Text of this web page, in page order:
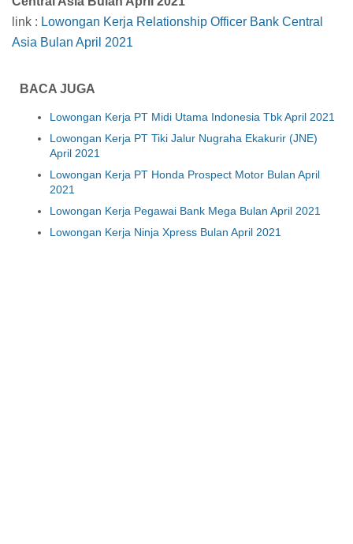
link : Lowongan Kerja Relationship Officer Bank Central
Asia Bulan April 2021
BACA JUGA
Lowongan Kerja PT Midi Utama Indonesia Tbk April 2021
Lowongan Kerja PT Tiki Jalur Nugraha Ekakurir (JNE)
April 2021
Lowongan Kerja PT Honda Prospect Motor Bulan April
2021
Lowongan Kerja Pegawai Bank Mega Bulan April 2021
Lowongan Kerja Ninja Xpress Bulan April 2021